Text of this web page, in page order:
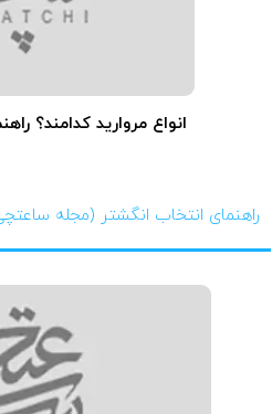
انواع مروارید کدامند؟
راهنمای انتخاب انگشتر (مجله